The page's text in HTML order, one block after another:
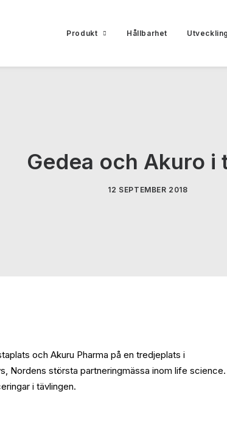
Produkt Hållbarhet Utveckling
Gedea och Akuro i
12 SEPTEMBER 2018
och Akuru Pharma på en tredjeplats i
Nordens största partneringmässa inom life
i tävlingen.